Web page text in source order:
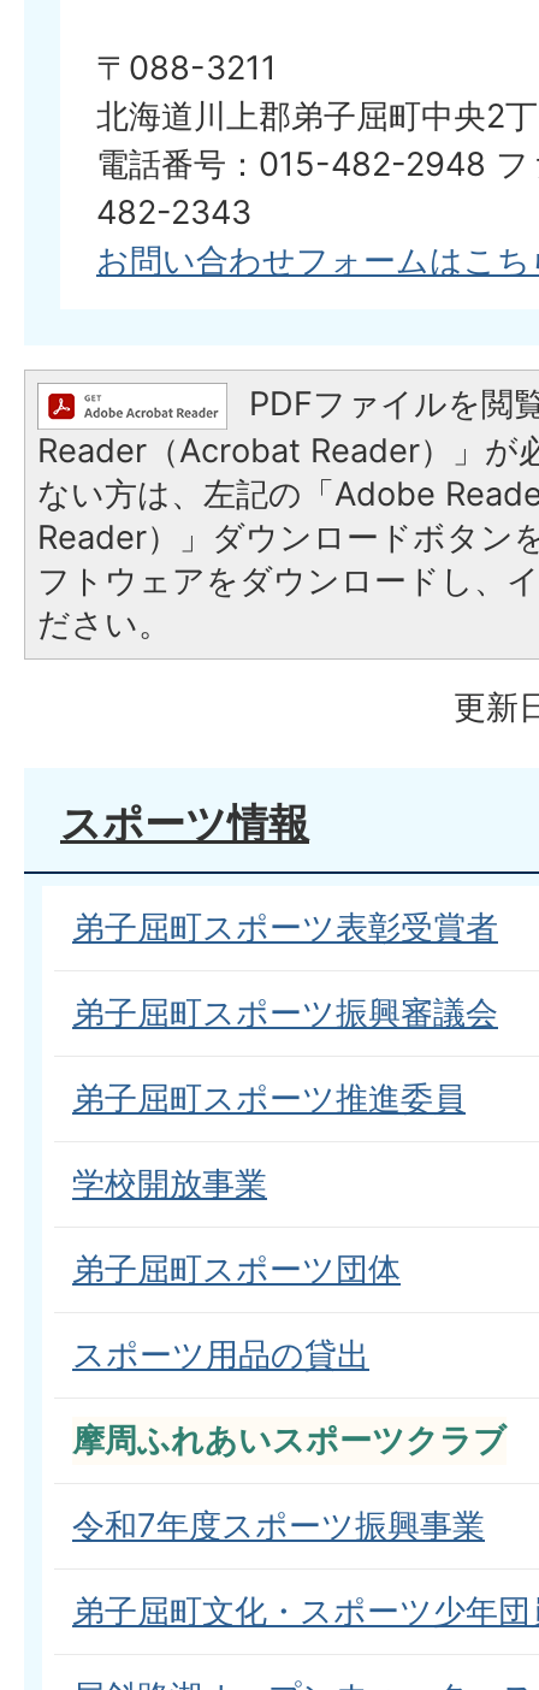
〒088-3211
北海道川上郡弟子屈町中央2
電話番号：015-482-2948
482-2343
お問い合わせフォームはこち
PDFファイルを閲
Reader（Acrobat Reader）」が
ない方は、左記の「Adobe
Reader）」ダウンロードボタン
フトウェアをダウンロードし、
ださい。
更新
スポーツ情報
弟子屈町スポーツ表彰受賞者
弟子屈町スポーツ振興審議会
弟子屈町スポーツ推進委員
学校開放事業
弟子屈町スポーツ団体
スポーツ用品の貸出
摩周ふれあいスポーツクラブ
令和7年度スポーツ振興事業
弟子屈町文化・スポーツ少年